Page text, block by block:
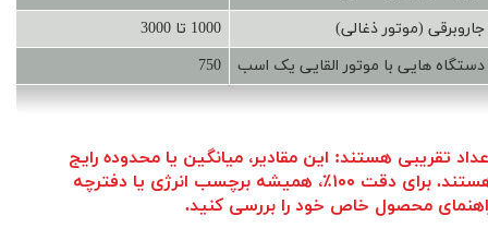
جاروبرقی (موتور ذغالی)
1000 تا 3000
دستگاه هایی با موتور القایی یک اسب
750
تقریبی هستند: این مقادیر، میانگین یا محدوده رایج
هستند. برای دقت ۱۰۰٪، همیشه برچسب انرژی یا دفترچه
محصول خاص خود را بررسی کنید.